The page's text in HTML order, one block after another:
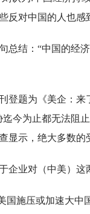
反对中国的人也感
总结：“中国的经
登题为《美企：
迄今为止都无法阻
显示，绝大多数的
企业对（中美）这
国施压或加速大